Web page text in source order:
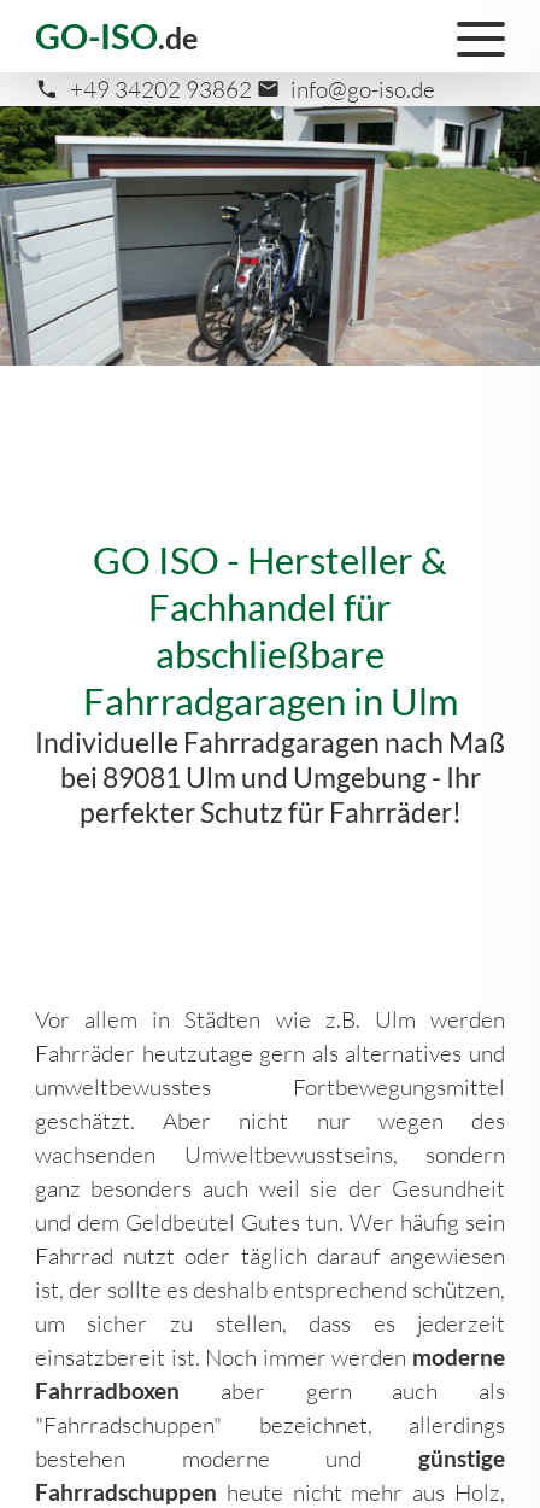
GO-ISO.de
+49 34202 93862 info@go-iso.de
GO ISO - Hersteller &
Fachhandel für
abschließbare
Fahrradgaragen in Ulm
Individuelle Fahrradgaragen nach Maß
bei 89081 Ulm und Umgebung - Ihr
perfekter Schutz für Fahrräder!
Vor allem in Städten wie z.B. Ulm werden
Fahrräder heutzutage gern als alternatives und
umweltbewusstes Fortbewegungsmittel
geschätzt. Aber nicht nur wegen des
wachsenden Umweltbewusstseins, sondern
ganz besonders auch weil sie der Gesundheit
und dem Geldbeutel Gutes tun. Wer häufig sein
Fahrrad nutzt oder täglich darauf angewiesen
ist, der sollte es deshalb entsprechend schützen,
um sicher zu stellen, dass es jederzeit
einsatzbereit ist. Noch immer werden moderne
Fahrradboxen aber gern auch als
"Fahrradschuppen" bezeichnet, allerdings
bestehen moderne undgünstige
Fahrradschuppen heute nicht mehr aus Holz,